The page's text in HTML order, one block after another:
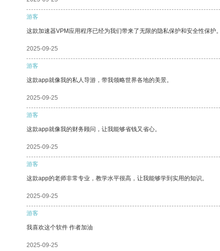
游客
这款加速器VPM应用程序已经为我们带来了无限的隐私保护和安全性保护
2025-09-25
游客
这款app就像我的私人导游，带我领略世界各地的美景。
2025-09-25
游客
这款app就像我的财务顾问，让我能够省钱又省心。
2025-09-25
游客
这款app的老师非常专业，教学水平很高，让我能够学到实用的知识。
2025-09-25
游客
我喜欢这个软件 作者加油
2025-09-25